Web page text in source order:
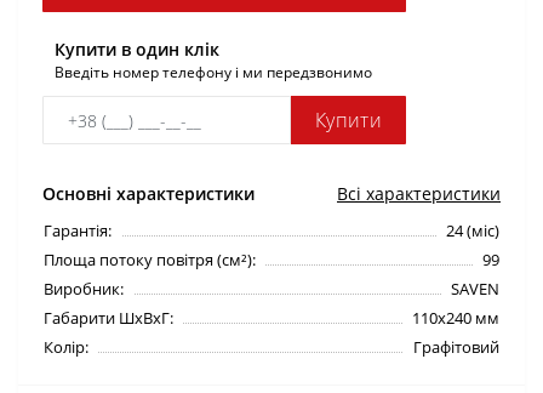
Основні характеристики Всі характеристики
Гарантія:
24 (міс)
Площа потоку повітря (см²):
99
Виробник:
SAVEN
Габарити ШхВхГ:
110х240 мм
Колір:
Графітовий
Купити в один клік
Введіть номер телефону і ми передзвонимо
Купити